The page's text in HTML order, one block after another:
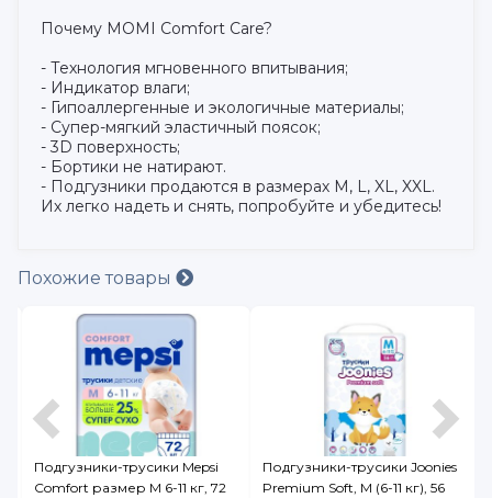
Почему MOMI Comfort Care?
- Технология мгновенного впитывания;
- Индикатор влаги;
- Гипоаллергенные и экологичные материалы;
- Супер-мягкий эластичный поясок;
- 3D поверхность;
- Бортики не натирают.
- Подгузники продаются в размерах M, L, XL, XXL.
Их легко надеть и снять, попробуйте и убедитесь!
Похожие товары
Подгузники-трусики Mepsi
Comfort размер М 6-11 кг, 72
Подгузники-трусики Joonies
Premium Soft, M (6-11 кг), 56